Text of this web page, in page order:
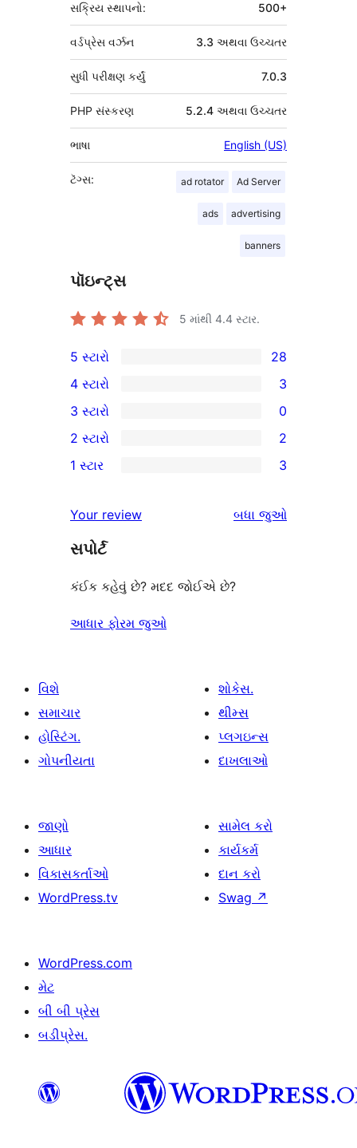
સક્રિય સ્થાપનો: 500+
વર્ડપ્રેસ વર્ઝન 3.3 અથવા ઉચ્ચતર
7.0.3
સુધી પરીક્ષણ કર્યું
PHP સંસ્કરણ 5.2.4 અથવા ઉચ્ચતર
ભાષા English (US)
ટૅગ્સ: ad rotator Ad Server
ads advertising
banners
પૉઇન્ટ્સ
5 માંથી 4.4 સ્ટાર.
28
5-
સ્ટાર
સમીક્ષાઓ
5 સ્ટારો 28
4-
સ્ટાર
સમીક્ષાઓ
4 સ્ટારો 3
0
3-
સ્ટાર
3 સ્ટારો 0
2-
સમીક્ષાઓ
2 સ્ટારો 2
સ્ટાર
સમીક્ષાઓ
1 સ્ટાર 3
Your review બધા સમીક્ષાઓ
જુઓ
સપોર્ટ
કંઈક કહેવું છે? મદદ જોઈએ છે?
આધાર ફોરમ જુઓ
વિશે
સમાચાર
હોસ્ટિંગ.
ગોપનીયતા
શોકેસ.
થીમ્સ
પ્લગઇન્સ
દાખલાઓ
જાણો
આધાર
વિકાસકર્તાઓ
WordPress.tv
સામેલ કરો
કાર્યકર્મ
દાન કરો
Swag ↗
WordPress.com
મેટ
બી બી પ્રેસ
બડીપ્રેસ.